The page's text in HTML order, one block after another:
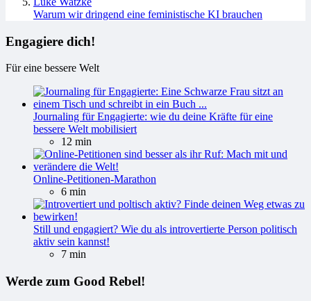
Warum wir dringend eine feministische KI brauchen
Engagiere dich!
Für eine bessere Welt
Journaling für Engagierte: wie du deine Kräfte für eine
bessere Welt mobilisiert
12 min
Online-Petitionen-Marathon
6 min
Still und engagiert? Wie du als introvertierte Person politisch
aktiv sein kannst!
7 min
Werde zum Good Rebel!